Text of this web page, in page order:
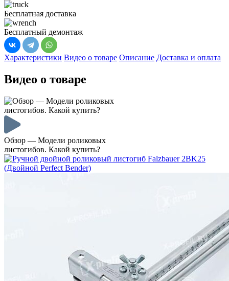
Бесплатная доставка
Бесплатный демонтаж
Характеристики Видео о товаре Описание Доставка и оплата
Видео о товаре
Обзор — Модели роликовых
листогибов. Какой купить?